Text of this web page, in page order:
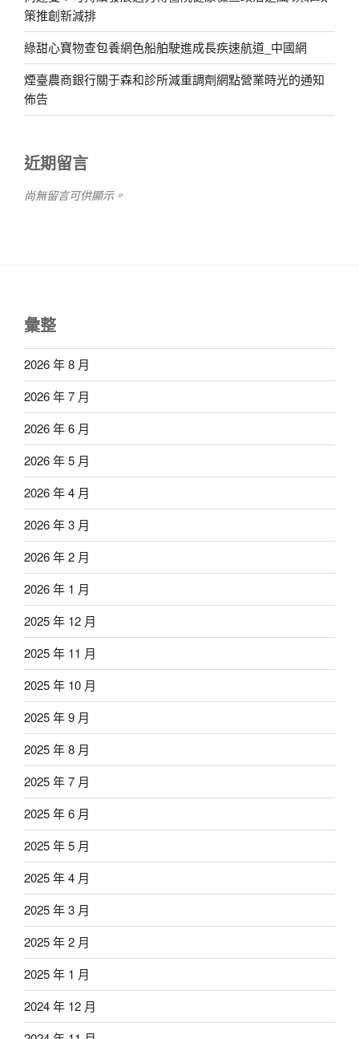
策推創新減排
綠甜心寶物查包養網色船舶駛進成長疾速航道_中國網
煙臺農商銀行關于森和診所減重調劑網點營業時光的通知
佈告
近期留言
尚無留言可供顯示。
彙整
2026 年 8 月
2026 年 7 月
2026 年 6 月
2026 年 5 月
2026 年 4 月
2026 年 3 月
2026 年 2 月
2026 年 1 月
2025 年 12 月
2025 年 11 月
2025 年 10 月
2025 年 9 月
2025 年 8 月
2025 年 7 月
2025 年 6 月
2025 年 5 月
2025 年 4 月
2025 年 3 月
2025 年 2 月
2025 年 1 月
2024 年 12 月